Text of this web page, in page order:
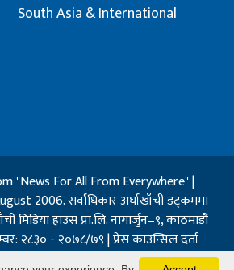
South Asia & International
"News For All From Everywhere" |
2006. सर्वाधिकार अर्घाखाँची डट्कममा
मिडिया हाउस प्रा.लि. नागार्जुन–९, काठमाडौं
२८३० - २०७८/७९ | प्रेस काउन्सिल दर्ता
०४-२१ | जिप्रका सि- नम्बर: ७, दर्ता नम्बर